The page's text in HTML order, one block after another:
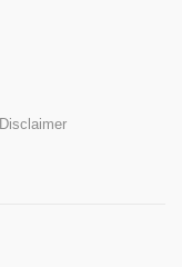
Disclaimer